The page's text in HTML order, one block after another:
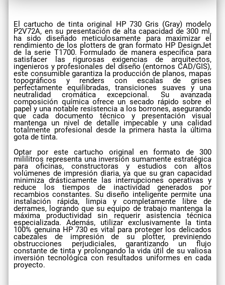
El cartucho de tinta original HP 730 Gris (Gray) modelo
P2V72A, en su presentación de alta capacidad de 300 ml,
ha sido diseñado meticulosamente para maximizar el
rendimiento de los plotters de gran formato HP DesignJet
de la serie T1700. Formulado de manera específica para
satisfacer las rigurosas exigencias de arquitectos,
ingenieros y profesionales del diseño (entornos CAD/GIS),
este consumible garantiza la producción de planos, mapas
topográficos y renders con escalas de grises
perfectamente equilibradas, transiciones suaves y una
neutralidad cromática excepcional. Su avanzada
composición química ofrece un secado rápido sobre el
papel y una notable resistencia a los borrones, asegurando
que cada documento técnico y presentación visual
mantenga un nivel de detalle impecable y una calidad
totalmente profesional desde la primera hasta la última
gota de tinta.
Optar por este cartucho original en formato de 300
mililitros representa una inversión sumamente estratégica
para oficinas, constructoras y estudios con altos
volúmenes de impresión diaria, ya que su gran capacidad
minimiza drásticamente las interrupciones operativas y
reduce los tiempos de inactividad generados por
recambios constantes. Su diseño inteligente permite una
instalación rápida, limpia y completamente libre de
derrames, logrando que su equipo de trabajo mantenga la
máxima productividad sin requerir asistencia técnica
especializada. Además, utilizar exclusivamente la tinta
100% genuina HP 730 es vital para proteger los delicados
cabezales de impresión de su plotter, previniendo
obstrucciones perjudiciales, garantizando un flujo
constante de tinta y prolongando la vida útil de su valiosa
inversión tecnológica con resultados uniformes en cada
proyecto.